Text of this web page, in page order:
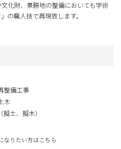
化財、景勝地の整備においても学術
の職人技で再現致します。
整備工事
木
土、擬木）
なりたい方はこちら